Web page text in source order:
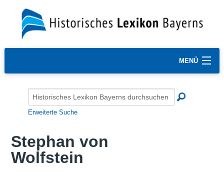
MENÜ
Erweiterte Suche
Stephan von
Wolfstein